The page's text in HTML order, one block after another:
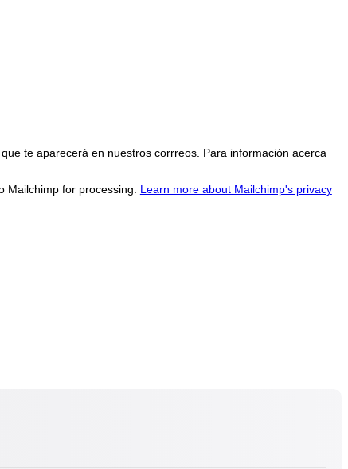
te aparecerá en nuestros corrreos. Para información acerca
Mailchimp for processing. Learn more about Mailchimp's privacy